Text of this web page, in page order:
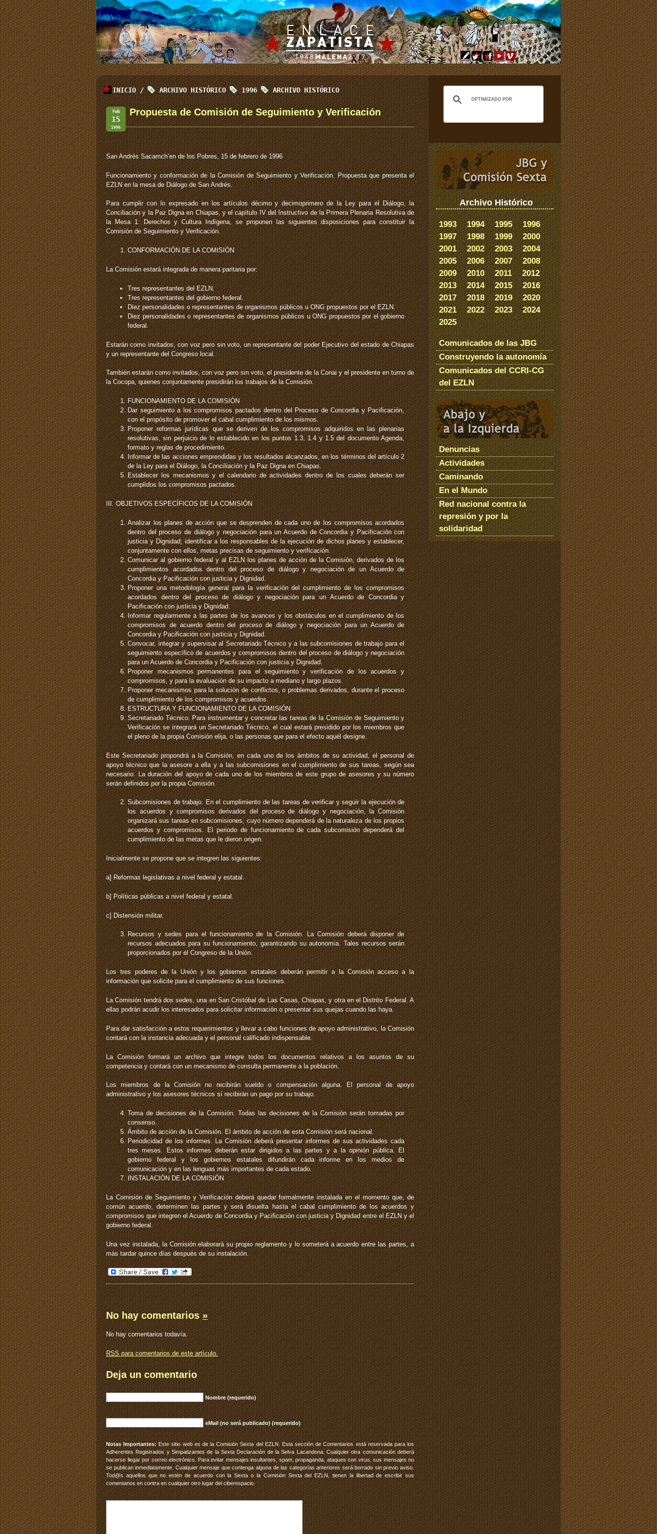
INICIO / ARCHIVO HISTÓRICO 1996 ARCHIVO HISTÓRICO
Feb
15
1996
Propuesta de Comisión de Seguimiento y Verificación
San Andrés Sacamch’en de los Pobres, 15 de febrero de 1996
Funcionamiento y conformación de la Comisión de Seguimiento y Verificación. Propuesta que presenta el
EZLN en la mesa de Diálogo de San Andrés.
Para cumplir con lo expresado en los artículos décimo y decimoprimero de la Ley para el Diálogo, la
Conciliación y la Paz Digna en Chiapas, y el capítulo IV del Instructivo de la Primera Plenaria Resolutiva de
la Mesa 1: Derechos y Cultura Indígena, se proponen las siguientes disposiciones para constituir la
Comisión de Seguimiento y Verificación.
CONFORMACIÓN DE LA COMISIÓN
La Comisión estará integrada de manera paritaria por:
Tres representantes del EZLN.
Tres representantes del gobierno federal.
Diez personalidades o representantes de organismos públicos u ONG propuestos por el EZLN.
Diez personalidades o representantes de organismos públicos u ONG propuestos por el gobierno
federal.
Estarán como invitados, con voz pero sin voto, un representante del poder Ejecutivo del estado de Chiapas
y un representante del Congreso local.
También estarán como invitados, con voz pero sin voto, el presidente de la Conai y el presidente en turno de
la Cocopa, quienes conjuntamente presidirán los trabajos de la Comisión.
FUNCIONAMIENTO DE LA COMISIÓN
Dar seguimiento a los compromisos pactados dentro del Proceso de Concordia y Pacificación,
con el propósito de promover el cabal cumplimiento de los mismos.
Proponer reformas jurídicas que se deriven de los compromisos adquiridos en las plenarias
resolutivas, sin perjuicio de lo establecido en los puntos 1.3, 1.4 y 1.5 del documento Agenda,
formato y reglas de procedimiento.
Informar de las acciones emprendidas y los resultados alcanzados, en los términos del artículo 2
de la Ley para el Diálogo, la Conciliación y la Paz Digna en Chiapas.
Establecer los mecanismos y el calendario de actividades dentro de los cuales deberán ser
cumplidos los compromisos pactados.
III. OBJETIVOS ESPECÍFICOS DE LA COMISIÓN
Analizar los planes de acción que se desprenden de cada uno de los compromisos acordados
dentro del proceso de diálogo y negociación para un Acuerdo de Concordia y Pacificación con
justicia y Dignidad; identificar a los responsables de la ejecución de dichos planes y establecer,
conjuntamente con ellos, metas precisas de seguimiento y verificación.
Comunicar al gobierno federal y al EZLN los planes de acción de la Comisión, derivados de los
cumplimientos acordados dentro del proceso de diálogo y negociación de un Acuerdo de
Concordia y Pacificación con justicia y Dignidad.
Proponer una metodología general para la verificación del cumplimiento de los compromisos
acordados dentro del proceso de diálogo y negociación para un Acuerdo de Concordia y
Pacificación con justicia y Dignidad.
Informar regularmente a las partes de los avances y los obstáculos en el cumplimiento de los
compromisos de acuerdo dentro del proceso de diálogo y negociación para un Acuerdo de
Concordia y Pacificación con justicia y Dignidad.
Convocar, integrar y supervisar al Secretariado Técnico y a las subcomisiones de trabajo para el
seguimiento específico de acuerdos y compromisos dentro del proceso de diálogo y negociación
para un Acuerdo de Concordia y Pacificación con justicia y Dignidad.
Proponer mecanismos permanentes para el seguimiento y verificación de los acuerdos y
compromisos, y para la evaluación de su impacto a mediano y largo plazos.
Proponer mecanismos para la solución de conflictos, o problemas derivados, durante el proceso
de cumplimiento de los compromisos y acuerdos.
ESTRUCTURA Y FUNCIONAMIENTO DE LA COMISIÓN
Secretariado Técnico. Para instrumentar y concretar las tareas de la Comisión de Seguimiento y
Verificación se integrará un Secretariado Técnico, el cual estará presidido por los miembros que
el pleno de la propia Comisión elija, o las personas que para el efecto aquél designe.
Este Secretariado propondrá a la Comisión, en cada uno de los ámbitos de su actividad, el personal de
apoyo técnico que la asesore a ella y a las subcomisiones en el cumplimiento de sus tareas, según sea
necesario. La duración del apoyo de cada uno de los miembros de este grupo de asesores y su número
serán definidos por la propia Comisión.
Subcomisiones de trabajo. En el cumplimiento de las tareas de verificar y seguir la ejecución de
los acuerdos y compromisos derivados del proceso de diálogo y negociación, la Comisión
organizará sus tareas en subcomisiones, cuyo número dependerá de la naturaleza de los propios
acuerdos y compromisos. El periodo de funcionamiento de cada subcomisión dependerá del
cumplimiento de las metas que le dieron origen.
Inicialmente se propone que se integren las siguientes:
a] Reformas legislativas a nivel federal y estatal.
b] Políticas públicas a nivel federal y estatal.
c] Distensión militar.
Recursos y sedes para el funcionamiento de la Comisión. La Comisión deberá disponer de
recursos adecuados para su funcionamiento, garantizando su autonomía. Tales recursos serán
proporcionados por el Congreso de la Unión.
Los tres poderes de la Unión y los gobiernos estatales deberán permitir a la Comisión acceso a la
información que solicite para el cumplimiento de sus funciones.
La Comisión tendrá dos sedes, una en San Cristóbal de Las Casas, Chiapas, y otra en el Distrito Federal. A
ellas podrán acudir los interesados para solicitar información o presentar sus quejas cuando las haya.
Para dar satisfacción a estos requerimientos y llevar a cabo funciones de apoyo administrativo, la Comisión
contará con la instancia adecuada y el personal calificado indispensable.
La Comisión formará un archivo que integre todos los documentos relativos a los asuntos de su
competencia y contará con un mecanismo de consulta permanente a la población.
Los miembros de la Comisión no recibirán sueldo o compensación alguna. El personal de apoyo
administrativo y los asesores técnicos sí recibirán un pago por su trabajo.
Toma de decisiones de la Comisión. Todas las decisiones de la Comisión serán tomadas por
consenso.
Ámbito de acción de la Comisión. El ámbito de acción de esta Comisión será nacional.
Periodicidad de los informes. La Comisión deberá presentar informes de sus actividades cada
tres meses. Estos informes deberán estar dirigidos a las partes y a la opinión pública. El
gobierno federal y los gobiernos estatales difundirán cada informe en los medios de
comunicación y en las lenguas más importantes de cada estado.
INSTALACIÓN DE LA COMISIÓN
La Comisión de Seguimiento y Verificación deberá quedar formalmente instalada en el momento que, de
común acuerdo, determinen las partes y será disuelta hasta el cabal cumplimiento de los acuerdos y
compromisos que integren el Acuerdo de Concordia y Pacificación con justicia y Dignidad entre el EZLN y el
gobierno federal.
Una vez instalada, la Comisión elaborará su propio reglamento y lo someterá a acuerdo entre las partes, a
más tardar quince días después de su instalación.
No hay comentarios »
No hay comentarios todavía.
RSS para comentarios de este artículo.
Deja un comentario
Nombre (requerido)
eMail (no será publicado) (requerido)
Notas Importantes: Este sitio web es de la Comisión Sexta del EZLN. Esta sección de Comentarios está reservada para los
Adherentes Registrados y Simpatizantes de la Sexta Declaración de la Selva Lacandona. Cualquier otra comunicación deberá
hacerse llegar por correo electrónico. Para evitar mensajes insultantes, spam, propaganda, ataques con virus, sus mensajes no
se publican inmediatamente. Cualquier mensaje que contenga alguna de las categorías anteriores será borrado sin previo aviso.
Tod@s aquellos que no estén de acuerdo con la Sexta o la Comisión Sexta del EZLN, tienen la libertad de escribir sus
comentarios en contra en cualquier otro lugar del ciberespacio.
Archivo Histórico
1993 1994 1995
1996
1997
1998 1999
2000
2001
2002 2003
2004
2005
2006 2007
2008
2009
2010 2011
2012
2013
2014 2015
2016
2017
2018 2019
2020
2021
2022 2023
2024
2025
Comunicados de las JBG
Construyendo la autonomía
Comunicados del CCRI-CG
del EZLN
Denuncias
Actividades
Caminando
En el Mundo
Red nacional contra la
represión y por la
solidaridad